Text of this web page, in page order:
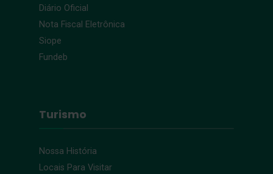
Diário Oficial
Nota Fiscal Eletrônica
Siope
Fundeb
Turismo
Nossa História
Locais Para Visitar